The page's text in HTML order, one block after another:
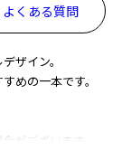
よくある質問
ザイン。
めの一本です。
がございます。